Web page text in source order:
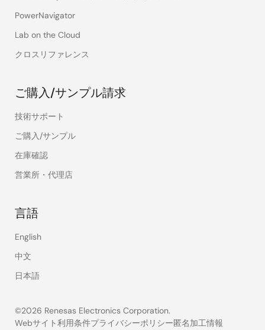
PowerNavigator
Lab on the Cloud
クロスリファレンス
ご購入/サンプル請求
技術サポート
ご購入/サンプル
在庫確認
営業所・代理店
言語
English
中文
日本語
©2026 Renesas Electronics Corporation.
Webサイト利用条件プライバシーポリシー匿名加工情報